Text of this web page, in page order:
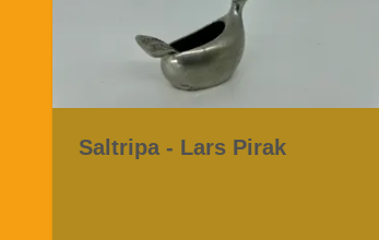
Saltripa - Lars Pirak